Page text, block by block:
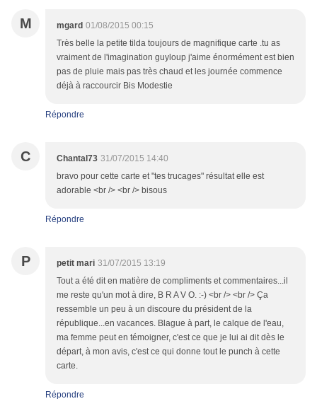
M mgard 01/08/2015 00:15
Très belle la petite tilda toujours de magnifique carte .tu as
vraiment de l'imagination guyloup j'aime énormément est bien
pas de pluie mais pas très chaud et les journée commence
déjà à raccourcir Bis Modestie
Répondre
C Chantal73 31/07/2015 14:40
bravo pour cette carte et "tes trucages" résultat elle est
adorable <br /> <br /> bisous
Répondre
P petit mari 31/07/2015 13:19
Tout a été dit en matière de compliments et commentaires...il
me reste qu'un mot à dire, B R A V O. :-) <br /> <br /> Ça
ressemble un peu à un discoure du président de la
république...en vacances. Blague à part, le calque de l'eau,
ma femme peut en témoigner, c'est ce que je lui ai dit dès le
départ, à mon avis, c'est ce qui donne tout le punch à cette
carte.
Répondre